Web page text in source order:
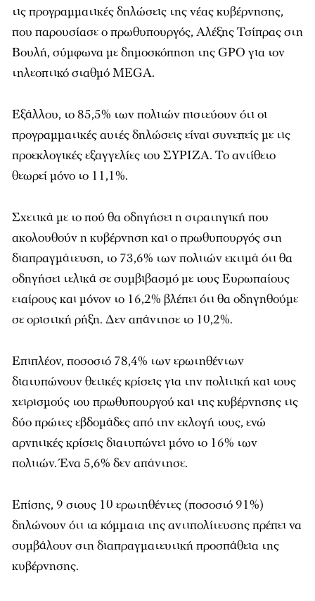
τις προγραμματικές δηλώσεις της νέας κυβέρνησης,
που παρουσίασε ο πρωθυπουργός, Αλέξης Τσίπρας στη
Βουλή, σύμφωνα με δημοσκόπηση της GPO για τον
τηλεοπτικό σταθμό ΜEGA.
Εξάλλου, το 85,5% των πολιτών πιστεύουν ότι οι
προγραμματικές αυτές δηλώσεις είναι συνεπείς με τις
προεκλογικές εξαγγελίες του ΣΥΡΙΖΑ. Το αντίθετο
θεωρεί μόνο το 11,1%.
Σχετικά με το πού θα οδηγήσει η στρατηγική που
ακολουθούν η κυβέρνηση και ο πρωθυπουργός στη
διαπραγμάτευση, το 73,6% των πολιτών εκτιμά ότι θα
οδηγήσει τελικά σε συμβιβασμό με τους Ευρωπαίους
εταίρους και μόνον το 16,2% βλέπει ότι θα οδηγηθούμε
σε οριστική ρήξη. Δεν απάντησε το 10,2%.
Επιπλέον, ποσοστό 78,4% των ερωτηθέντων
διατυπώνουν θετικές κρίσεις για την πολιτική και τους
χειρισμούς του πρωθυπουργού και της κυβέρνησης τις
δύο πρώτες εβδομάδες από την εκλογή τους, ενώ
αρνητικές κρίσεις διατυπώνει μόνο το 16% των
πολιτών. Ένα 5,6% δεν απάντησε.
Επίσης, 9 στους 10 ερωτηθέντες (ποσοστό 91%)
δηλώνουν ότι τα κόμματα της αντιπολίτευσης πρέπει να
συμβάλουν στη διαπραγματευτική προσπάθεια της
κυβέρνησης.